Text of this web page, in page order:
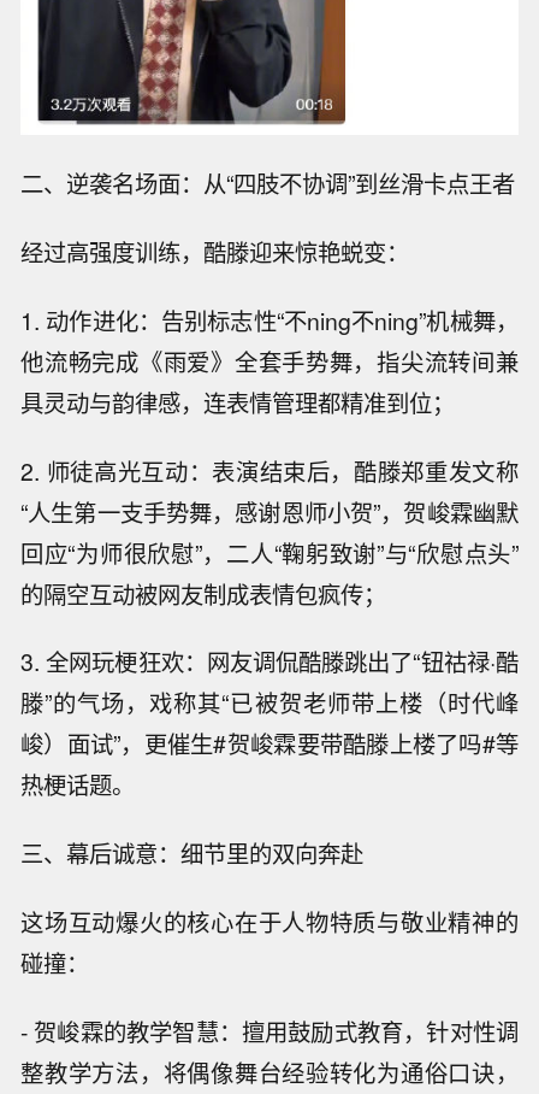
二、逆袭名场面：从“四肢不协调”到丝滑卡点王者
经过高强度训练，酷滕迎来惊艳蜕变：
1. 动作进化：告别标志性“不ning不ning”机械舞，
他流畅完成《雨爱》全套手势舞，指尖流转间兼
具灵动与韵律感，连表情管理都精准到位；
2. 师徒高光互动：表演结束后，酷滕郑重发文称
“人生第一支手势舞，感谢恩师小贺”，贺峻霖幽默
回应“为师很欣慰”，二人“鞠躬致谢”与“欣慰点头”
的隔空互动被网友制成表情包疯传；
3. 全网玩梗狂欢：网友调侃酷滕跳出了“钮祜禄·酷
滕”的气场，戏称其“已被贺老师带上楼（时代峰
峻）面试”，更催生#贺峻霖要带酷滕上楼了吗#等
热梗话题。
三、幕后诚意：细节里的双向奔赴
这场互动爆火的核心在于人物特质与敬业精神的
碰撞：
- 贺峻霖的教学智慧：擅用鼓励式教育，针对性调
整教学方法，将偶像舞台经验转化为通俗口诀，